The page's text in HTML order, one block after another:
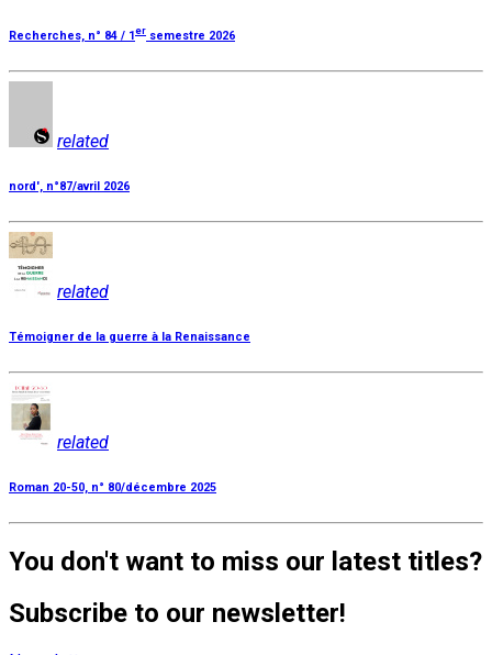
Recherches, n° 84 / 1er semestre 2026
related
nord', n°87/avril 2026
related
Témoigner de la guerre à la Renaissance
related
Roman 20-50, n° 80/décembre 2025
You don't want to miss our latest titles?
Subscribe to our newsletter!